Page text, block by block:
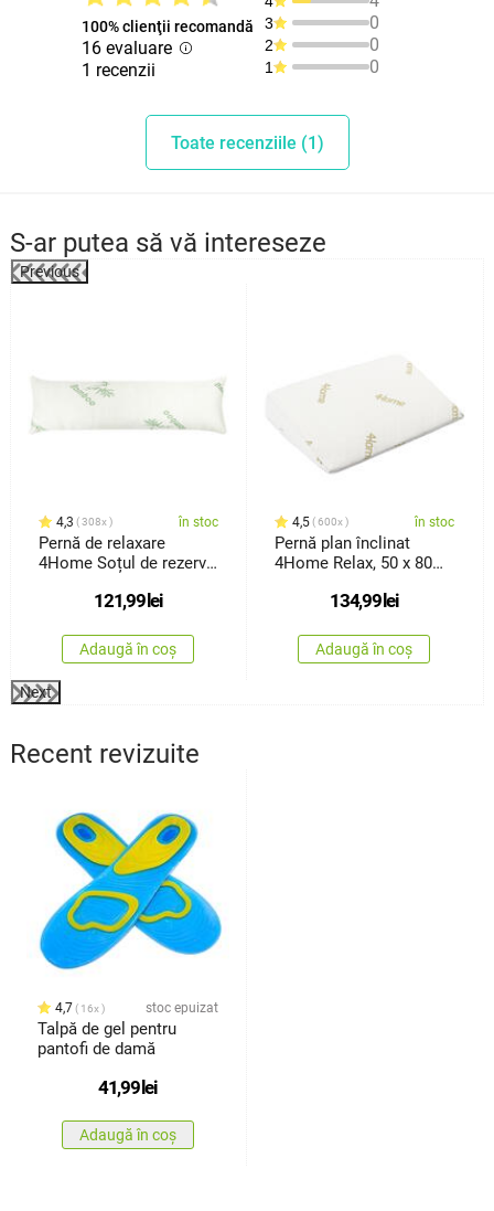
100% clienţii recomandă
16 evaluare
1 recenzii
3 0
2 0
1 0
Toate recenziile (1)
S-ar putea să vă intereseze
Previous
4,3 308x în stoc
Pernă de relaxare
4Home Soțul de rezervă,
Bamboo, 45 x 120 cm
121,99 lei
Adaugă în coș
4,5 600x în stoc
Pernă plan înclinat
4Home Relax, 50 x 80
134,99 lei
Adaugă în coș
Next
Recent revizuite
4,7 16x stoc epuizat
Talpă de gel pentru
pantofi de damă
41,99lei
Adaugă în coș